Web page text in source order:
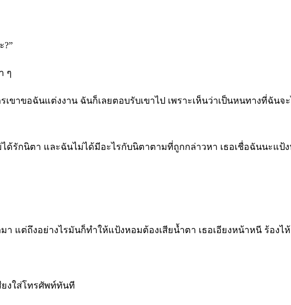
ๆ
าขอฉันแต่งงาน ฉันก็เลยตอบรับเขาไป เพราะเห็นว่าเป็นหนทางที่ฉันจ
รักนิตา และฉันไม่ได้มีอะไรกับนิตาตามที่ถูกกล่าวหา เธอเชื่อฉันนะแป้
แต่ถึงอย่างไรมันก็ทำให้แป้งหอมต้องเสียน้ำตา เธอเอียงหน้าหนี ร้องไห้
ยงใส่โทรศัพท์ทันที